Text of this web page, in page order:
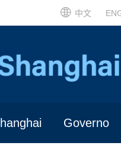
中文
Governo